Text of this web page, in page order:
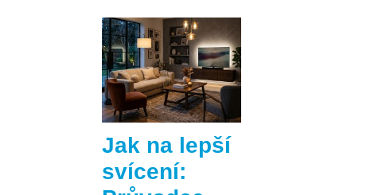
Jak na lepší
svícení: